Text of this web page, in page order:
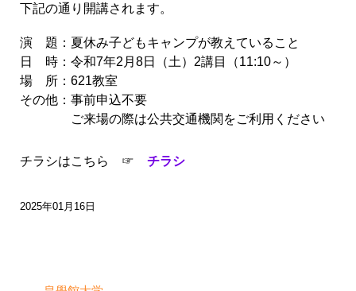
下記の通り開講されます。
演 題：夏休み子どもキャンプが教えていること
日 時：令和7年2月8日（土）2講目（11:10～）
場 所：621教室
その他：事前申込不要
ご来場の際は公共交通機関をご利用ください
チラシはこちら ☞ チラシ
2025年01月16日